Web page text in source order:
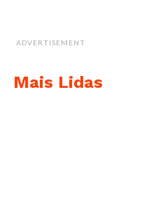
ADVERTISEMENT
Mais Lidas